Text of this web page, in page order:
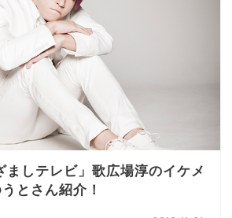
ましテレビ」歌広場淳のイケメ
とさん紹介！